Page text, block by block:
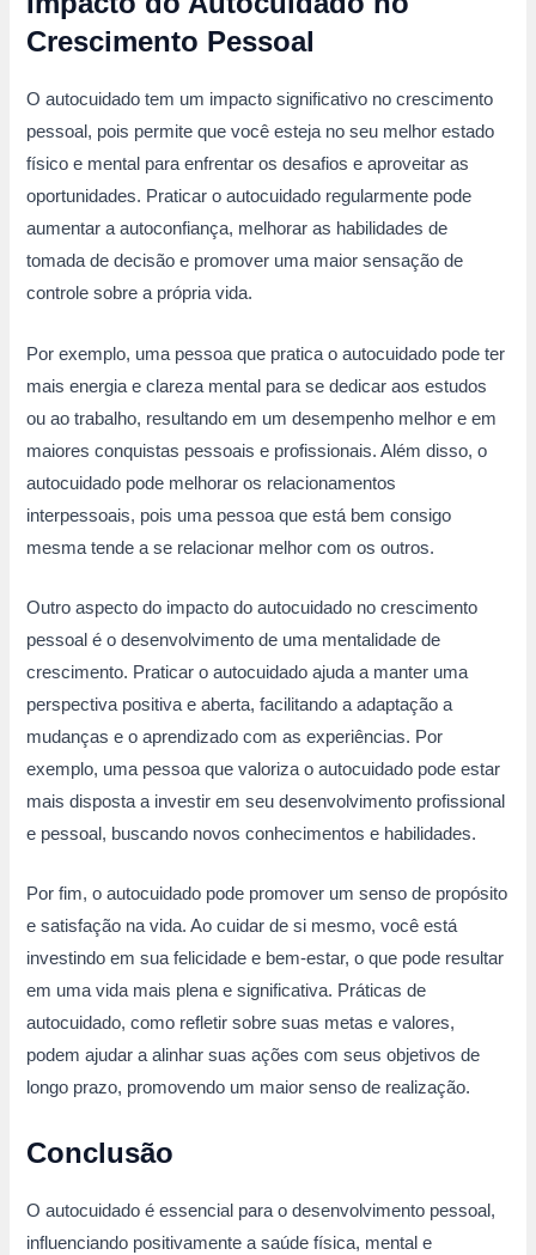
Crescimento Pessoal
O autocuidado tem um impacto significativo no crescimento
pessoal, pois permite que você esteja no seu melhor estado
físico e mental para enfrentar os desafios e aproveitar as
oportunidades. Praticar o autocuidado regularmente pode
aumentar a autoconfiança, melhorar as habilidades de
tomada de decisão e promover uma maior sensação de
controle sobre a própria vida.
Por exemplo, uma pessoa que pratica o autocuidado pode ter
mais energia e clareza mental para se dedicar aos estudos
ou ao trabalho, resultando em um desempenho melhor e em
maiores conquistas pessoais e profissionais. Além disso, o
autocuidado pode melhorar os relacionamentos
interpessoais, pois uma pessoa que está bem consigo
mesma tende a se relacionar melhor com os outros.
Outro aspecto do impacto do autocuidado no crescimento
pessoal é o desenvolvimento de uma mentalidade de
crescimento. Praticar o autocuidado ajuda a manter uma
perspectiva positiva e aberta, facilitando a adaptação a
mudanças e o aprendizado com as experiências. Por
exemplo, uma pessoa que valoriza o autocuidado pode estar
mais disposta a investir em seu desenvolvimento profissional
e pessoal, buscando novos conhecimentos e habilidades.
Por fim, o autocuidado pode promover um senso de propósito
e satisfação na vida. Ao cuidar de si mesmo, você está
investindo em sua felicidade e bem-estar, o que pode resultar
em uma vida mais plena e significativa. Práticas de
autocuidado, como refletir sobre suas metas e valores,
podem ajudar a alinhar suas ações com seus objetivos de
longo prazo, promovendo um maior senso de realização.
Conclusão
O autocuidado é essencial para o desenvolvimento pessoal,
influenciando positivamente a saúde física, mental e